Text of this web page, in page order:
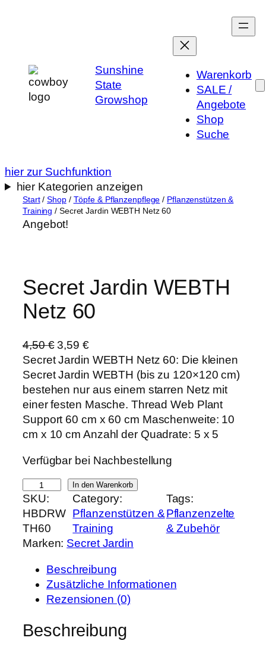
Sunshine
State
Growshop
Warenkorb
SALE /
Angebote
Shop
Suche
hier zur Suchfunktion
hier Kategorien anzeigen
Start/Shop/ Töpfe & Pflanzenpflege / Pflanzenstützen &
Training / Secret Jardin WEBTH Netz 60
Angebot!
Secret Jardin WEBTH
Netz 60
4,50€ U
r
s
p
r
ü
n
l
i
c
h
r
r
e
i
w
3,59 €A
k
t
u
e
l
l
r
P
r
e
i
s
s
t
:
,
Secret Jardin WEBTH Netz 60: Die kleinen
Secret Jardin WEBTH (bis zu 120×120 cm)
bestehen nur aus einem starren Netz mit
einer festen Masche. Thread Web Plant
Support 60 cm x 60 cm Maschenweite: 10
cm x 10 cm Anzahl der Quadrate: 5 x 5
Verfügbar bei Nachbestellung
e
c
e
i
In den Warenkorb
SKU:
HBDRW
TH60
Category:
Pflanzenstützen &
Training
Tags:
Pflanzenzelte
& Zubehör
Marken: Secret Jardin
Beschreibung
Zusätzliche Informationen
Rezensionen (0)
Beschreibung